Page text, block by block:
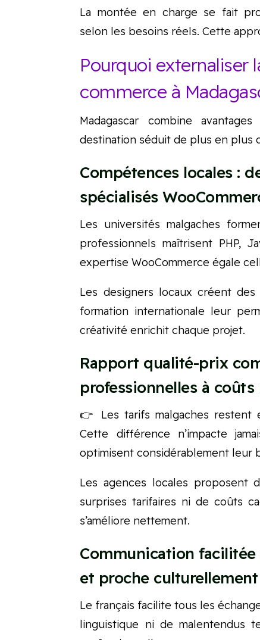
La montée en charge se fait
selon les besoins réels. Cette
Pourquoi externaliser
commerce à
Madagascar combine
destination séduit de plus en plus
Compétences locales :
spécialisés
Les universités malgaches
professionnels maîtrisent PHP,
expertise WooCommerce égale
Les designers locaux créent
formation internationale leur
créativité enrichit chaque projet.
Rapport qualité-prix
professionnelles à
👉 Les tarifs malgaches restent
Cette différence n’impacte
optimisent considérablement leur
Les agences locales proposent
surprises tarifaires ni de coûts
s’améliore nettement.
Communication
et proche culturellement
Le français facilite tous les
linguistique ni de malentendus